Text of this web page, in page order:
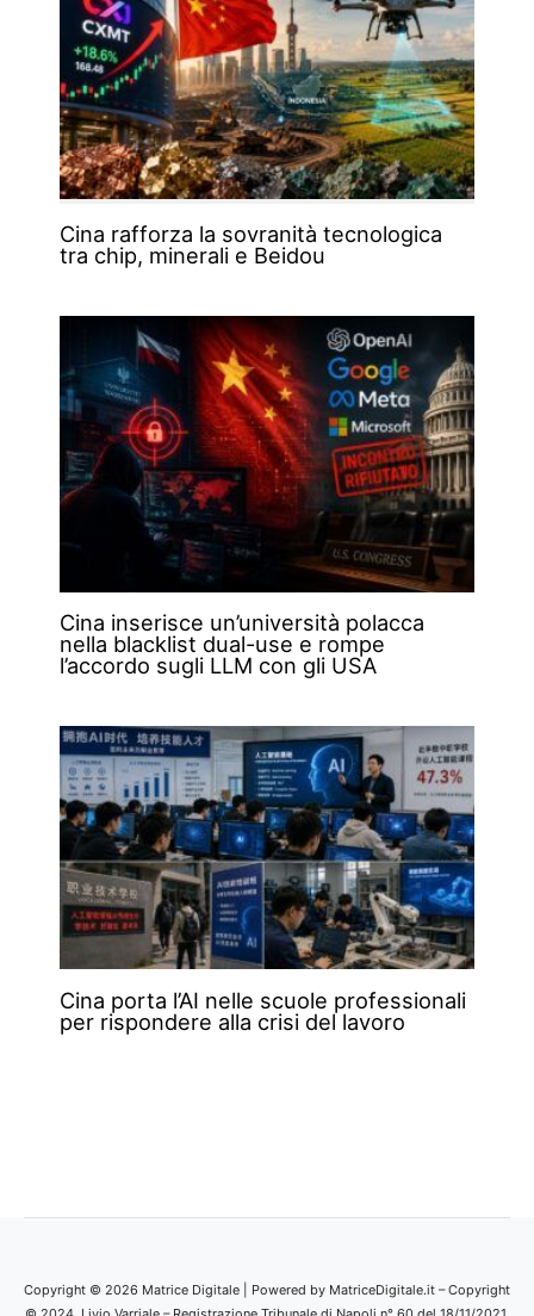
Cina rafforza la sovranità tecnologica
tra chip, minerali e Beidou
Cina inserisce un’università polacca
nella blacklist dual-use e rompe
l’accordo sugli LLM con gli USA
Cina porta l’AI nelle scuole professionali
per rispondere alla crisi del lavoro
Copyright © 2026 Matrice Digitale | Powered by MatriceDigitale.it – Copyright